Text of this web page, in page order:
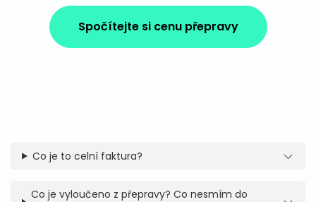
Spočítejte si cenu přepravy
Co je to celní faktura?
Co je vyloučeno z přepravy? Co nesmím do